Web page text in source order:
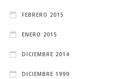
FEBRERO 2015
ENERO 2015
DICIEMBRE 2014
DICIEMBRE 1999